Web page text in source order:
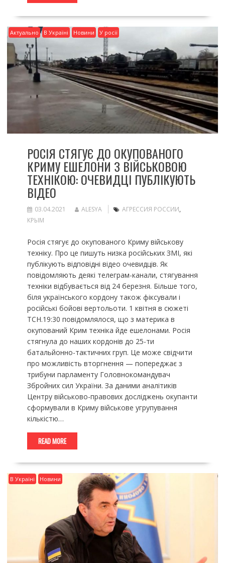
Актуально В Україні Новини У росії
РОСІЯ СТЯГУЄ ДО ОКУПОВАНОГО
КРИМУ ЕШЕЛОНИ З ВІЙСЬКОВОЮ
ТЕХНІКОЮ: ОЧЕВИДЦІ ПУБЛІКУЮТЬ
ВІДЕО
03.04.2021 ALESYA АГРЕССИЯ РОССИИ,
КРЫМ
Росія стягує до окупованого Криму військову
техніку. Про це пишуть низка російських ЗМІ, які
публікують відповідні відео очевидців. Як
повідомляють деякі телеграм-канали, стягування
техніки відбувається від 24 березня. Більше того,
біля українського кордону також фіксували і
російські бойові вертольоти. 1 квітня в сюжеті
ТСН.19:30 повідомлялося, що з материка в
окупований Крим техніка йде ешелонами. Росія
стягнула до наших кордонів до 25-ти
батальйонно-тактичних груп. Це може свідчити
про можливість вторгнення — попереджає з
трибуни парламенту Головнокомандувач
Збройних сил України. За даними аналітиків
Центру військово-правових досліджень окупанти
сформували в Криму військове угрупування
кількістю…
READ MORE
В Україні Новини